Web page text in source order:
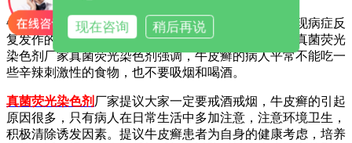
牛皮癣的病人应当有一个好的自我保健观念，防止出现病症反
复发作的情况，对患者身体健康都会产生很大影响，真菌荧光
染色剂厂家真菌荧光染色剂强调，牛皮癣的病人平常不能吃一
些辛辣刺激性的食物，也不要吸烟和喝酒。
真菌荧光染色剂 厂家提议大家一定要戒酒戒烟，牛皮癣的引起
原因很多，只有病人在日常生活中多加注意，注意环境卫生，
积极清除诱发因素。提议牛皮癣患者为自身的健康考虑，培养
现在咨询 稍后再说